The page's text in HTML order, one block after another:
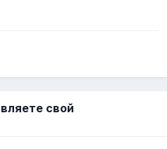
свой